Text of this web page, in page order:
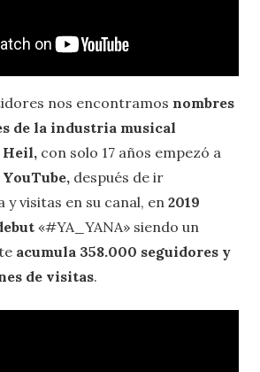
nos encontramos nombres
de la industria musical
con solo 17 años empezó a
después de ir
visitas en su canal, en 2019
«#YA_YANA» siendo un
acumula 358.000 seguidores y
de visitas.